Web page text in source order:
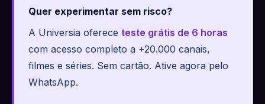
Quer experimentar sem risco?
A Universia oferece teste grátis de 6 horas
com acesso completo a +20.000 canais,
filmes e séries. Sem cartão. Ative agora pelo
WhatsApp.